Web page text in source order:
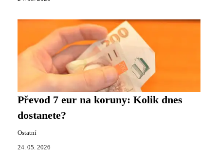
Převod 7 eur na koruny: Kolik dnes
dostanete?
Ostatní
24. 05. 2026